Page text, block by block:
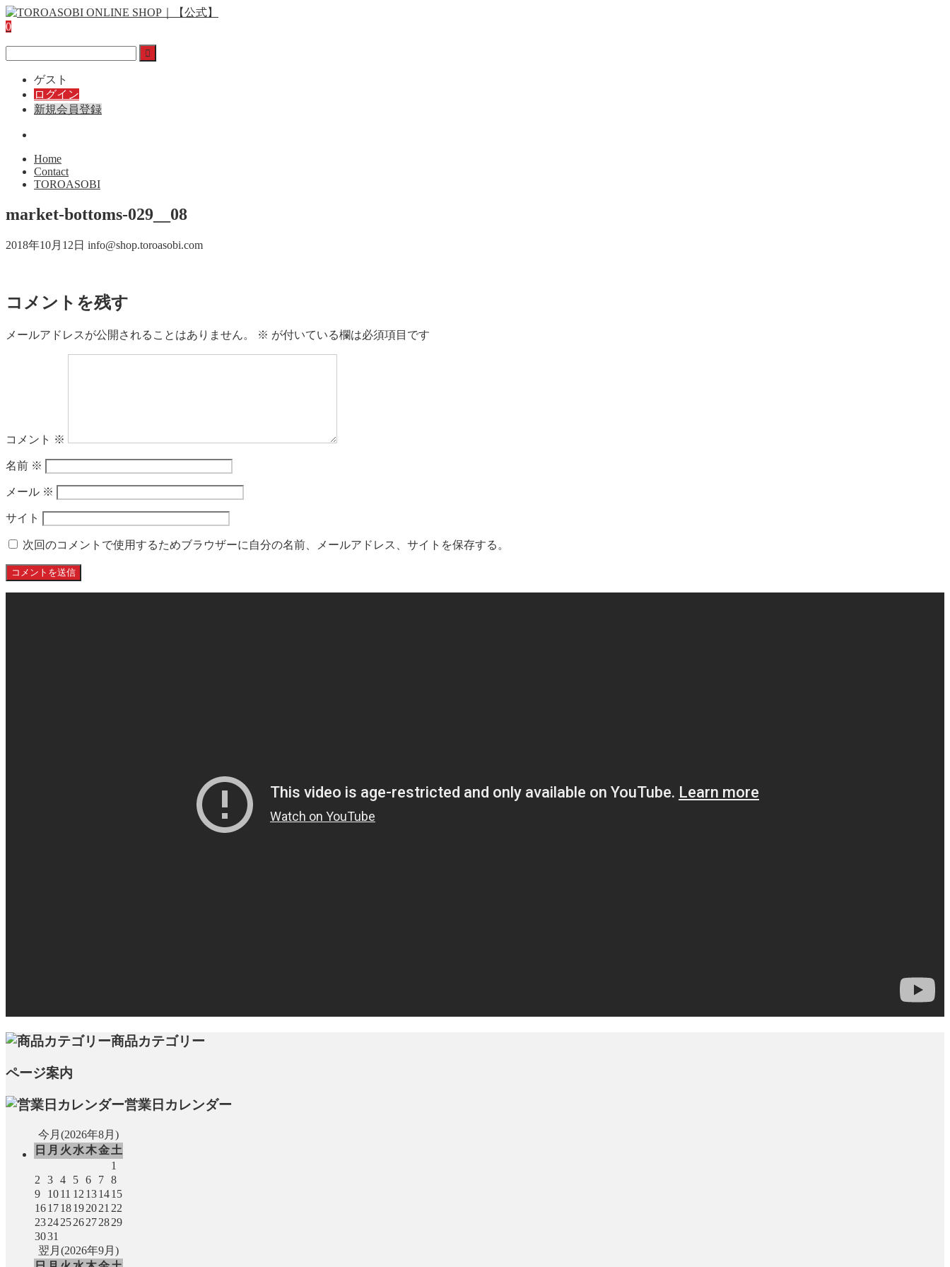
0
ゲスト
ログイン
新規会員登録
Home
Contact
TOROASOBI
market-bottoms-029__08
2018年10月12日 info@shop.toroasobi.com
コメントを残す
メールアドレスが公開されることはありません。 ※ が付いている欄は必須項目です
コメント ※
名前 ※
メール ※
サイト
次回のコメントで使用するためブラウザーに自分の名前、メールアドレス、サイトを保存する。
商品カテゴリー
ページ案内
営業日カレンダー
今月(2026年8月)
日 月 火 水木金土
1
2
3 4 5 6 7 8
9
1011 12 131415
161718192021 22
23242526272829
3031
翌月(2026年9月)